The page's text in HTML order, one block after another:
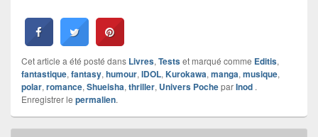
Cet article a été posté dans Livres, Testset marqué comme Editis,
fantastique, fantasy, humour, IDOL, Kurokawa, manga, musique,
polar, romance, Shueisha, thriller, Univers PocheparInod .
Enregistrer le permalien.